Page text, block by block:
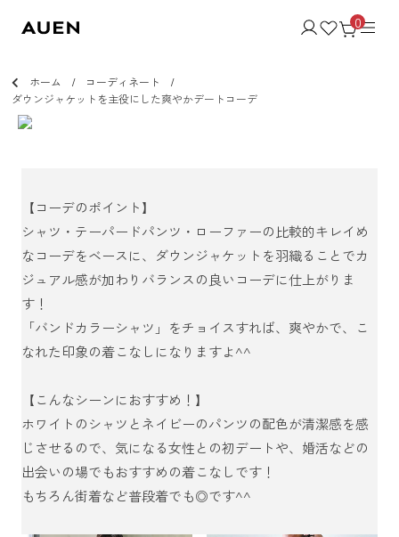
0
ホーム
コーディネート
ダウンジャケットを主役にした爽やかデートコーデ
【コーデのポイント】
シャツ・テーパードパンツ・ローファーの比較的キレイめ
なコーデをベースに、ダウンジャケットを羽織ることでカ
ジュアル感が加わりバランスの良いコーデに仕上がりま
す！
「バンドカラーシャツ」をチョイスすれば、爽やかで、こ
なれた印象の着こなしになりますよ^^
【こんなシーンにおすすめ！】
ホワイトのシャツとネイビーのパンツの配色が清潔感を感
じさせるので、気になる女性との初デートや、婚活などの
出会いの場でもおすすめの着こなしです！
もちろん街着など普段着でも◎です^^